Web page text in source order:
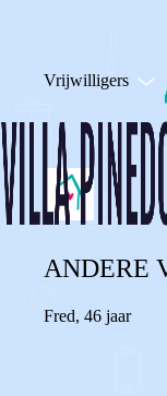
Vrijwilligers
ANDERE
Fred, 46 jaar